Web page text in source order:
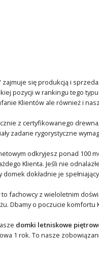
się produkcją i
pozycji w rankingu tego
Klientów ale również i
z certyfikowanego
zadane rygorystyczne
odkryjesz ponad 100
Klienta. Jeśli nie
dokładnie je
fachowcy z wieloletnim
Dbamy o poczucie komfortu
domki letniskowe
1 rok. To nasze